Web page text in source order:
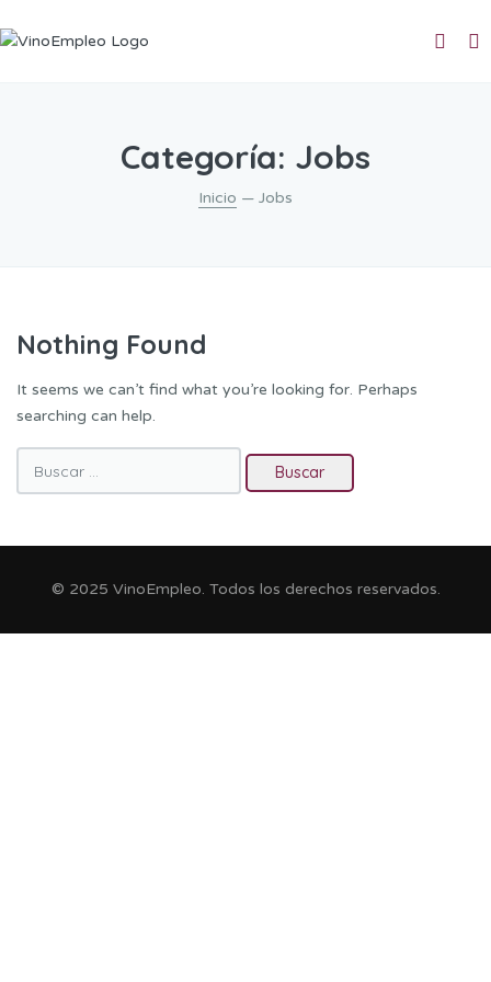
Categoría: Jobs
Inicio — Jobs
Nothing Found
It seems we can’t find what you’re looking for. Perhaps
searching can help.
Buscar:
© 2025 VinoEmpleo. Todos los derechos reservados.